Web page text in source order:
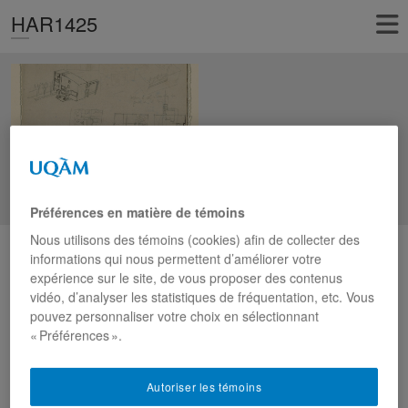
HAR1425
Articles récents
I nie sie nie znudzisz, od tysiace tytulow przewiduje na Twoja
Préférences en matière de témoins
Nous utilisons des témoins (cookies) afin de collecter des
informations qui nous permettent d’améliorer votre
expérience sur le site, de vous proposer des contenus
vidéo, d’analyser les statistiques de fréquentation, etc. Vous
pouvez personnaliser votre choix en sélectionnant
« Préférences ».
Autoriser les témoins